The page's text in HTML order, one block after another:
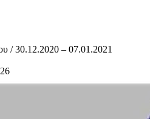
/ 30.12.2020 – 07.01.2021